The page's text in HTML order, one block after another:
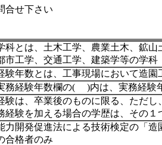
合せ下さい
科とは、土木工学、農業土木、鉱
市工学、交通工学、建築学等の学科
験年数とは、工事現場において造
務経験年数欄の( )内は、実務経験
験は、卒業後のものに限る、ただ
経験を加える場合の学歴は、その
力開発促進法による技術検定の「
合格者のみ